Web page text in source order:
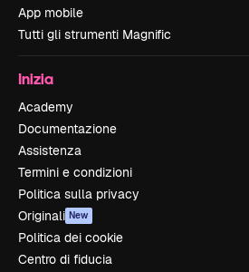
App mobile
Tutti gli strumenti Magnific
Inizia
Academy
Documentazione
Assistenza
Termini e condizioni
Politica sulla privacy
Originali New
Politica dei cookie
Centro di fiducia